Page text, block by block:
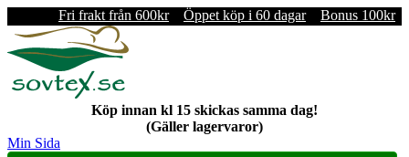
Fri frakt från 600kr Öppet köp i 60 dagar Bonus 100kr
Köp innan kl 15 skickas samma dag!
(Gäller lagervaror)
Min Sida